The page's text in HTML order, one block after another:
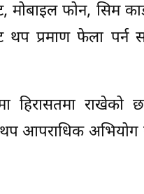
मोबाइल फोन, सिम
प्रमाण फेला पर्न
हिरासतमा राखेको
थप आपराधिक